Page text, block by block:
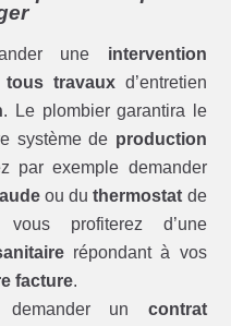
une intervention
tous travauxd’entretien
. Le plombier garantira le
système de production
par exemple demander
ou duthermostat de
profiterez d’une
répondant à vos
facture.
demander un contrat